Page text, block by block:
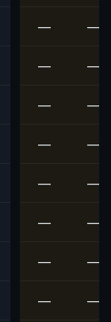
— —
— —
— —
— —
— —
— —
— —
— —